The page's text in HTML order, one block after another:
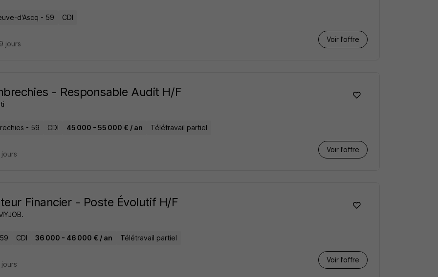
d'Ascq - 59 CDI
Voir l’offre
jours
- Responsable Audit H/F
- 59 CDI 45 000 - 55 000 € / an Télétravail partiel
Voir l’offre
Financier - Poste Évolutif H/F
CDI 36 000 - 46 000 € / an Télétravail partiel
Voir l’offre